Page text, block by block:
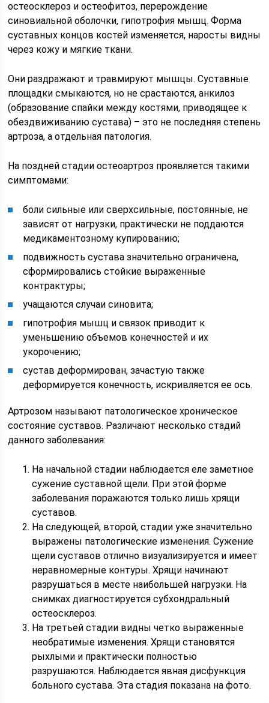
остеосклероз и остеофитоз, перерождение
синовиальной оболочки, гипотрофия мышц. Форма
суставных концов костей изменяется, наросты видны
через кожу и мягкие ткани.
Они раздражают и травмируют мышцы. Суставные
площадки смыкаются, но не срастаются, анкилоз
(образование спайки между костями, приводящее к
обездвиживанию сустава) – это не последняя степень
артроза, а отдельная патология.
На поздней стадии остеоартроз проявляется такими
симптомами:
боли сильные или сверхсильные, постоянные, не
зависят от нагрузки, практически не поддаются
медикаментозному купированию;
подвижность сустава значительно ограничена,
сформировались стойкие выраженные
контрактуры;
учащаются случаи синовита;
гипотрофия мышц и связок приводит к
уменьшению объемов конечностей и их
укорочению;
сустав деформирован, зачастую также
деформируется конечность, искривляется ее ось.
Артрозом называют патологическое хроническое
состояние суставов. Различают несколько стадий
данного заболевания:
На начальной стадии наблюдается еле заметное
сужение суставной щели. При этой форме
заболевания поражаются только лишь хрящи
суставов.
На следующей, второй, стадии уже значительно
выражены патологические изменения. Сужение
щели суставов отлично визуализируется и имеет
неравномерные контуры. Хрящи начинают
разрушаться в месте наибольшей нагрузки. На
снимках диагностируется субхондральный
остеосклероз.
На третьей стадии видны четко выраженные
необратимые изменения. Хрящи становятся
рыхлыми и практически полностью
разрушаются. Наблюдается явная дисфункция
больного сустава. Эта стадия показана на фото.